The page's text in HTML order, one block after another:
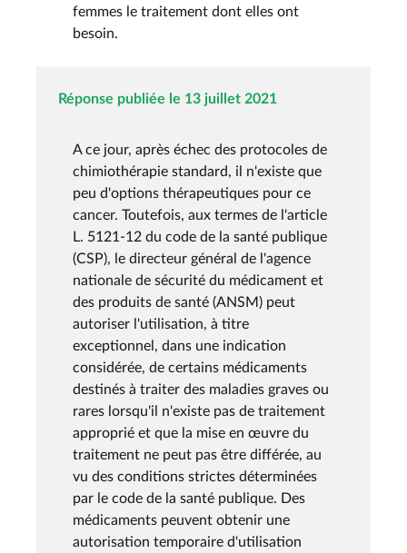
femmes le traitement dont elles ont
besoin.
Réponse publiée le 13 juillet 2021
A ce jour, après échec des protocoles de
chimiothérapie standard, il n'existe que
peu d'options thérapeutiques pour ce
cancer. Toutefois, aux termes de l'article
L. 5121-12 du code de la santé publique
(CSP), le directeur général de l'agence
nationale de sécurité du médicament et
des produits de santé (ANSM) peut
autoriser l'utilisation, à titre
exceptionnel, dans une indication
considérée, de certains médicaments
destinés à traiter des maladies graves ou
rares lorsqu'il n'existe pas de traitement
approprié et que la mise en œuvre du
traitement ne peut pas être différée, au
vu des conditions strictes déterminées
par le code de la santé publique. Des
médicaments peuvent obtenir une
autorisation temporaire d'utilisation